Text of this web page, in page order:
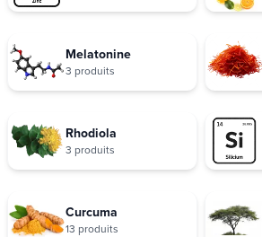
Melatonine
3 produits
Rhodiola
3 produits
Curcuma
13 produits